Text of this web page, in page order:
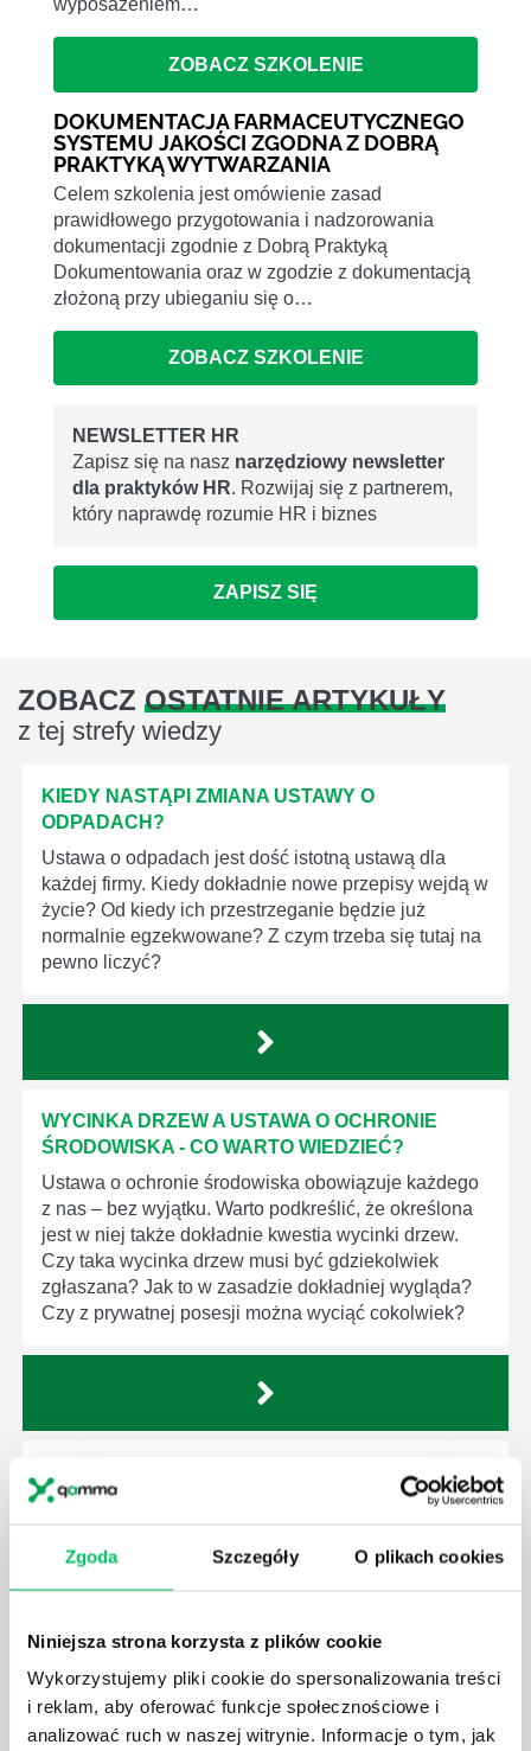
Zgoda Szczegóły O plikach cookies
Niniejsza strona korzysta z plików cookie
Wykorzystujemy pliki cookie do spersonalizowania treści
i reklam, aby oferować funkcje społecznościowe i
analizować ruch w naszej witrynie. Informacje o tym, jak
wyposażeniem…
ZOBACZ SZKOLENIE
DOKUMENTACJA FARMACEUTYCZNEGO
SYSTEMU JAKOŚCI ZGODNA Z DOBRĄ
PRAKTYKĄ WYTWARZANIA
Celem szkolenia jest omówienie zasad
prawidłowego przygotowania i nadzorowania
dokumentacji zgodnie z Dobrą Praktyką
Dokumentowania oraz w zgodzie z dokumentacją
złożoną przy ubieganiu się o…
ZOBACZ SZKOLENIE
NEWSLETTER HR
Zapisz się na nasz narzędziowy newsletter
dla praktyków HR. Rozwijaj się z partnerem,
który naprawdę rozumie HR i biznes
ZAPISZ SIĘ
ZOBACZ OSTATNIE ARTYKUŁY
z tej strefy wiedzy
KIEDY NASTĄPI ZMIANA USTAWY O
ODPADACH?
Ustawa o odpadach jest dość istotną ustawą dla
każdej firmy. Kiedy dokładnie nowe przepisy wejdą w
życie? Od kiedy ich przestrzeganie będzie już
normalnie egzekwowane? Z czym trzeba się tutaj na
pewno liczyć?
WYCINKA DRZEW A USTAWA O OCHRONIE
ŚRODOWISKA - CO WARTO WIEDZIEĆ?
Ustawa o ochronie środowiska obowiązuje każdego
z nas – bez wyjątku. Warto podkreślić, że określona
jest w niej także dokładnie kwestia wycinki drzew.
Czy taka wycinka drzew musi być gdziekolwiek
zgłaszana? Jak to w zasadzie dokładniej wygląda?
Czy z prywatnej posesji można wyciąć cokolwiek?
KTO EGZEKWUJE PRAWO WODNE?
Prawo wodne to dość skomplikowane prawo w
polega? Kogo w zasadzie obowiązuje? Jak wygląda
egzekwowanie prawa wodnego? Na te pytania